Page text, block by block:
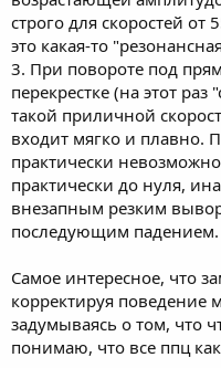
строго для скоростей
это какая-то
3. При повороте под
перекрестке (на этот
такой приличной
входит мягко и плавно.
практически
практически до нуля,
внезапным резким
последующим падением.
Самое интересное, что
корректируя поведение
задумываясь о том, что
понимаю, что все ппц